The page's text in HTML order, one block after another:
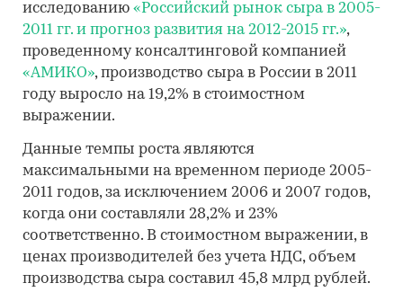
исследованию «Российский рынок сыра в 2005-
2011 гг. и прогноз развития на 2012-2015 гг.»,
проведенному консалтинговой компанией
«АМИКО», производство сыра в России в 2011
году выросло на 19,2% в стоимостном
выражении.
Данные темпы роста являются
максимальными на временном периоде 2005-
2011 годов, за исключением 2006 и 2007 годов,
когда они составляли 28,2% и 23%
соответственно. В стоимостном выражении, в
ценах производителей без учета НДС, объем
производства сыра составил 45,8 млрд рублей.